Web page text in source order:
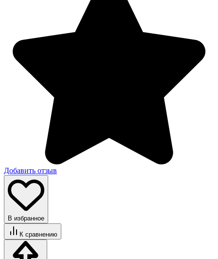
Добавить отзыв
В избранное
К сравнению